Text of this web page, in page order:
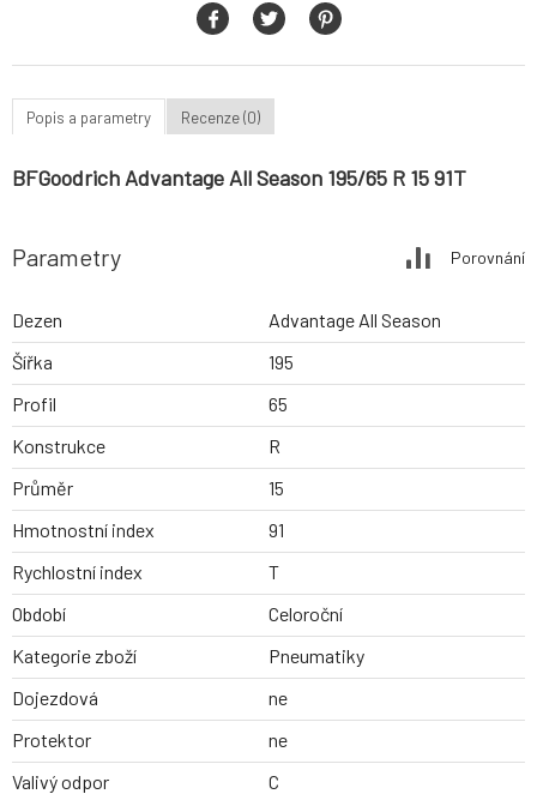
Popis a parametry Recenze (0)
BFGoodrich Advantage All Season 195/65 R 15 91T
Parametry Porovnání
Dezen
Advantage All Season
Šířka
195
Profil
65
Konstrukce
R
Průměr
15
Hmotnostní index
91
Rychlostní index
T
Období
Celoroční
Kategorie zboží
Pneumatiky
Dojezdová
ne
Protektor
ne
Valivý odpor
C